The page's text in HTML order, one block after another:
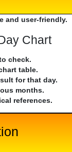
and user-friendly.
Chart
check.
table.
for that day.
months.
references.